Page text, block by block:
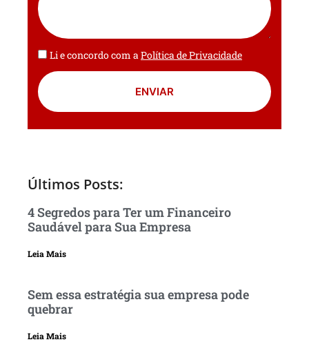
Li e concordo com aPolítica de Privacidade
ENVIAR
Últimos Posts:
4 Segredos para Ter um Financeiro
Saudável para Sua Empresa
Leia Mais
Sem essa estratégia sua empresa pode
quebrar
Leia Mais